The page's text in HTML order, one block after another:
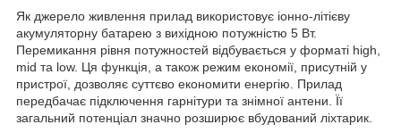
Як джерело живлення прилад використовує іонно-літієву
акумуляторну батарею з вихідною потужністю 5 Вт.
Перемикання рівня потужностей відбувається у форматі high,
mid та low. Ця функція, а також режим економії, присутній у
пристрої, дозволяє суттєво економити енергію. Прилад
передбачає підключення гарнітури та знімної антени. Її
загальний потенціал значно розширює вбудований ліхтарик.